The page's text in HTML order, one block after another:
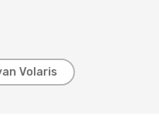
Volaris